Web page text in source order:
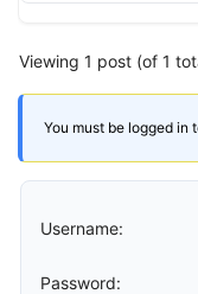
Viewing 1 post (of 1
You must be logged in
Username:
Password: